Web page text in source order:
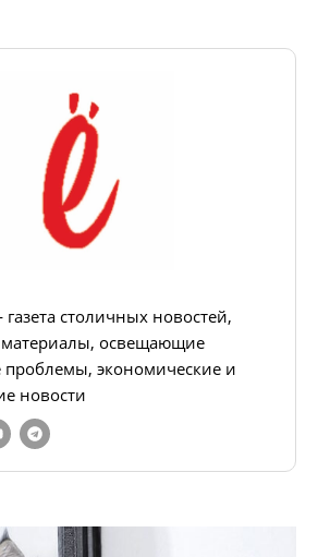
столичных новостей,
материалы, освещающие
экономические и
новости